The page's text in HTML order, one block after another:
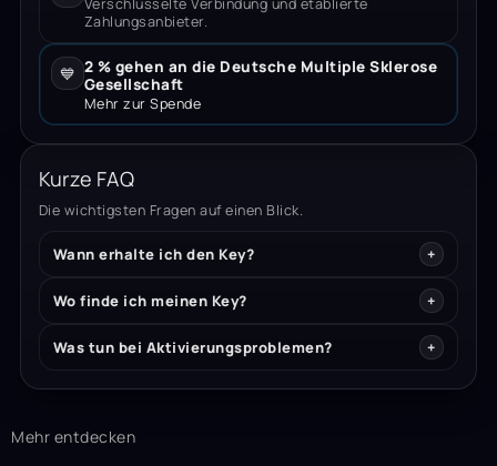
Verschlüsselte Verbindung und etablierte
Zahlungsanbieter.
💙 2 % gehen an die Deutsche Multiple Sklerose
Gesellschaft
Mehr zur Spende
Kurze FAQ
Die wichtigsten Fragen auf einen Blick.
Wann erhalte ich den Key?
Wo finde ich meinen Key?
Was tun bei Aktivierungsproblemen?
Mehr entdecken